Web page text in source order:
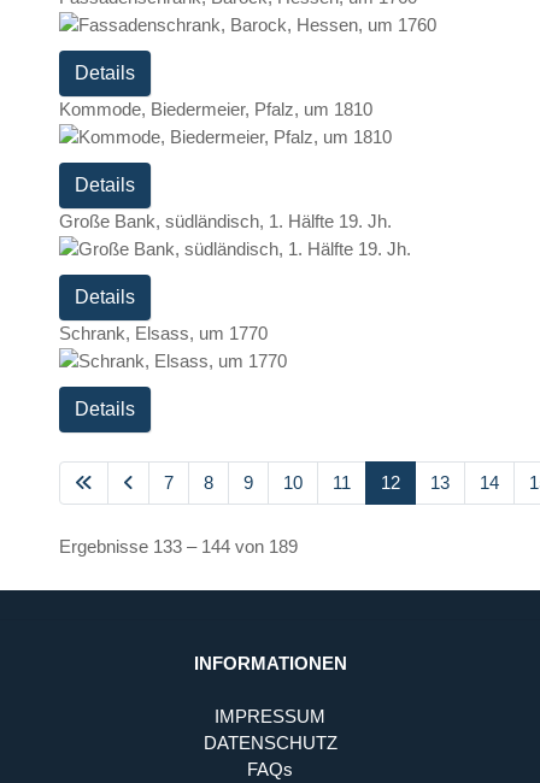
Details
Kommode, Biedermeier, Pfalz, um 1810
Details
Große Bank, südländisch, 1. Hälfte 19. Jh.
Details
Schrank, Elsass, um 1770
Details
7 8 9 10 11 12 13 14
Ergebnisse 133 – 144 von 189
INFORMATIONEN
IMPRESSUM
DATENSCHUTZ
FAQs